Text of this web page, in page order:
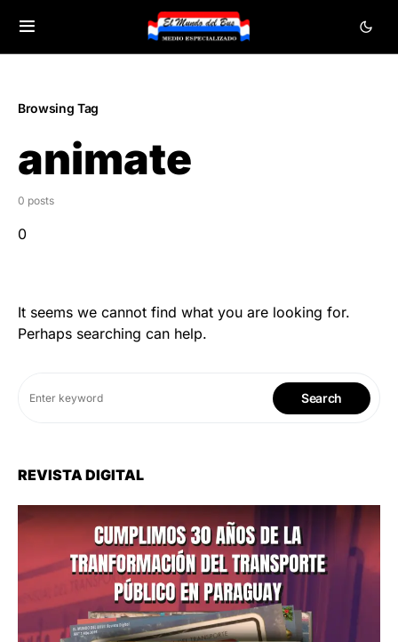
Browsing Tag
animate
0 posts
0
It seems we cannot find what you are looking for.
Perhaps searching can help.
Search
REVISTA DIGITAL